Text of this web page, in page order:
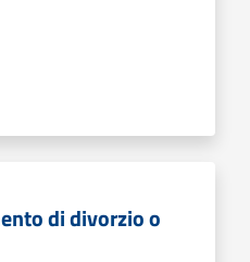
di divorzio o